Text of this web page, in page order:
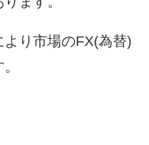
より市場のFX(為替)